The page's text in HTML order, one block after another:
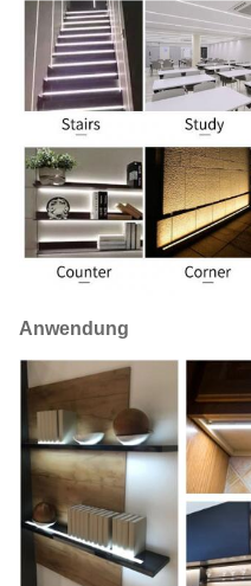
Anwendung